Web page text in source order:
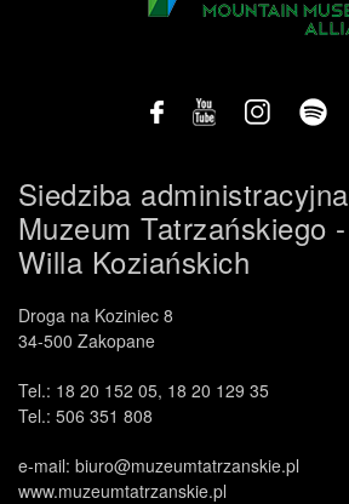
Siedziba administracyjna
Muzeum Tatrzańskiego -
Willa Koziańskich
Droga na Koziniec 8
34-500 Zakopane
Tel.: 18 20 152 05, 18 20 129 35
Tel.: 506 351 808
e-mail: biuro@muzeumtatrzanskie.pl
www.muzeumtatrzanskie.pl